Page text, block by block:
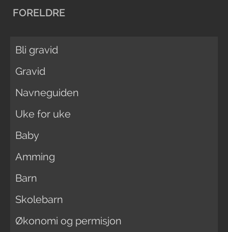
FORELDRE
Bli gravid
Gravid
Navneguiden
Uke for uke
Baby
Amming
Barn
Skolebarn
Økonomi og permisjon